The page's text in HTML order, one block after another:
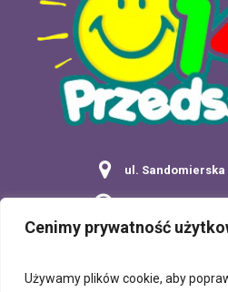
Cenimy prywatność
Używamy plików cookie, aby
ul. Sandomierska
tel: 22